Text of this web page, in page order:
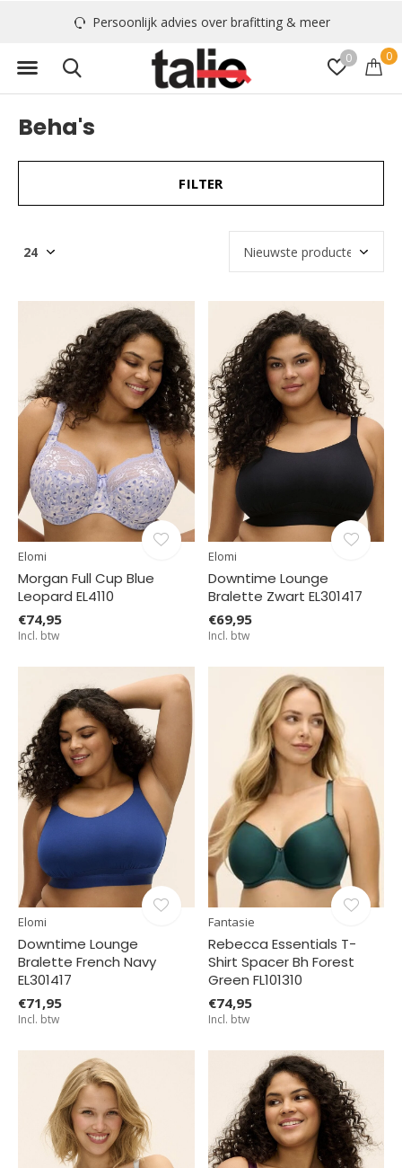
0 0
Persoonlijk advies over brafitting & meer
Beha's
FILTER
Elomi
Morgan Full Cup Blue
Leopard EL4110
€74,95
Incl. btw
Elomi
Downtime Lounge
Bralette Zwart EL301417
€69,95
Incl. btw
Elomi
Downtime Lounge
Bralette French Navy
EL301417
€71,95
Incl. btw
Fantasie
Rebecca Essentials T-
Shirt Spacer Bh Forest
Green FL101310
€74,95
Incl. btw